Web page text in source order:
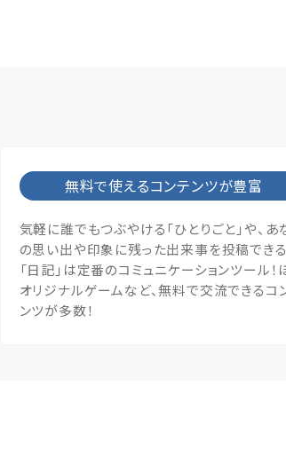
無料で使えるコンテンツが豊富
気軽に誰でもつぶやける「ひとりごと」や、あ
の思い出や印象に残った出来事を投稿できる
「日記」は定番のコミュニケーションツール！
オリジナルゲームなど、無料で交流できるコ
ンツが多数！